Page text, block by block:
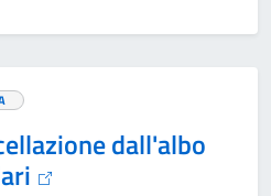
dall'albo